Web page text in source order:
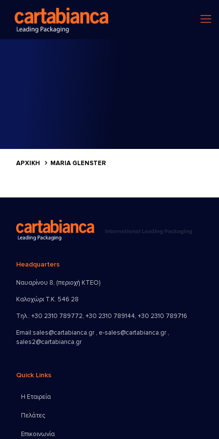
ΑΡΧΙΚΗ MARIA GLENSTER
Headquarters
Ναυαρίνου 8, (περιοχή ΚΤΕΟ)
Καλοχώρι Τ.Κ. 546 28
Τηλ.: +30 2310 789772, +30 2310 789144, +30 2310 789716
Email:sales@cartabianca.gr , e-sales@cartabianca.gr ,
sales2@cartabianca.gr
Quick Links
Η Εταιρεία
Πελάτες
Επικοινωνία